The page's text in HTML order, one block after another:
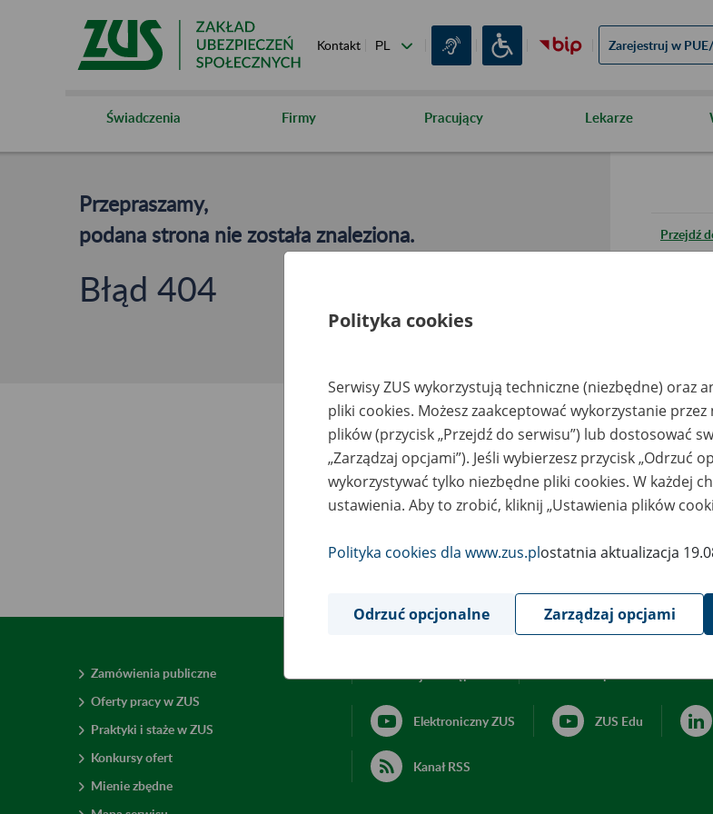
Kontakt Zarejestruj w
Świadczenia Firmy Pracujący Lekarze
Przepraszamy,
podana strona nie została znaleziona.
Błąd 404
Przejdź
Zamówienia publiczne
Oferty pracy w ZUS
Praktyki i staże w ZUS
Konkursy ofert
Mienie zbędne
Elektroniczny ZUS ZUS Edu
Kanał RSS
Polityka cookies
Serwisy ZUS wykorzystują techniczne (niezbędne) oraz
pliki cookies. Możesz zaakceptować wykorzystanie
plików (przycisk „Przejdź do serwisu”) lub dostosować
„Zarządzaj opcjami”). Jeśli wybierzesz przycisk „Odrzuć
wykorzystywać tylko niezbędne pliki cookies. W każdej
ustawienia. Aby to zrobić, kliknij „Ustawienia plików
Polityka cookies dla www.zus.plostatnia aktualizacja
Odrzuć opcjonalne Zarządzaj opcjami